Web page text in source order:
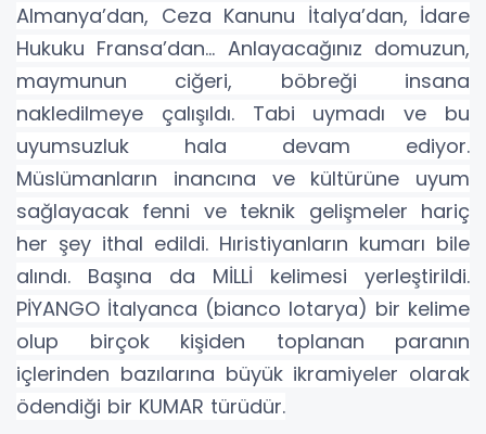
Almanya’dan, Ceza Kanunu İtalya’dan, İdare
Hukuku Fransa’dan… Anlayacağınız domuzun,
maymunun ciğeri, böbreği insana
nakledilmeye çalışıldı. Tabi uymadı ve bu
uyumsuzluk hala devam ediyor.
Müslümanların inancına ve kültürüne uyum
sağlayacak fenni ve teknik gelişmeler hariç
her şey ithal edildi. Hıristiyanların kumarı bile
alındı. Başına da MİLLİ kelimesi yerleştirildi.
PİYANGO İtalyanca (bianco lotarya) bir kelime
olup birçok kişiden toplanan paranın
içlerinden bazılarına büyük ikramiyeler olarak
ödendiği bir KUMAR türüdür.